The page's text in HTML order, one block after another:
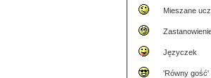
Mieszane
Języczek
'Równy gość'